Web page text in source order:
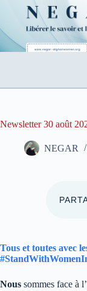
contenu
Newsletter 30 août
NEGAR
Tous et toutes avec
Nous sommes face à